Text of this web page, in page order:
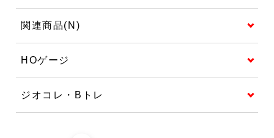
関連商品(N)
HOゲージ
ジオコレ・Bトレ